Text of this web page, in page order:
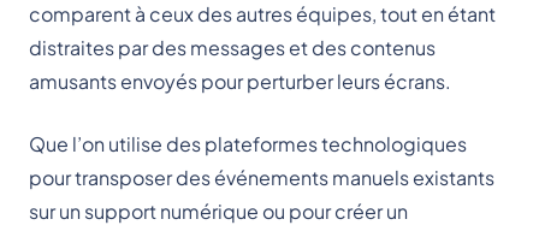
comparent à ceux des autres équipes, tout en étant
distraites par des messages et des contenus
amusants envoyés pour perturber leurs écrans.
Que l’on utilise des plateformes technologiques
pour transposer des événements manuels existants
sur un support numérique ou pour créer un